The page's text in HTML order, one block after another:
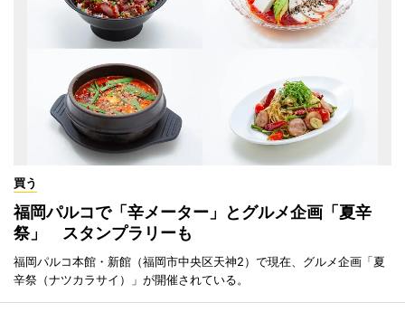
買う
福岡パルコで「辛メーター」とグルメ企画「夏辛
祭」 スタンプラリーも
福岡パルコ本館・新館（福岡市中央区天神2）で現在、グルメ企画「夏
辛祭（ナツカラサイ）」が開催されている。